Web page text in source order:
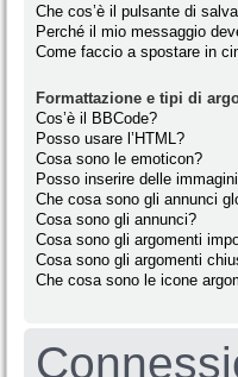
Che cos’è il pulsante di
Perché il mio messaggio
Come faccio a spostare in
Formattazione e tipi di
Cos’è il BBCode?
Posso usare l’HTML?
Cosa sono le emoticon?
Posso inserire delle
Che cosa sono gli annunci
Cosa sono gli annunci?
Cosa sono gli argomenti
Cosa sono gli argomenti
Che cosa sono le icone